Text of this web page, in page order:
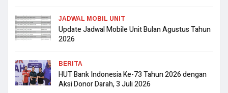
JADWAL MOBIL UNIT
Update Jadwal Mobile Unit Bulan Agustus Tahun
2026
BERITA
HUT Bank Indonesia Ke-73 Tahun 2026 dengan
Aksi Donor Darah, 3 Juli 2026